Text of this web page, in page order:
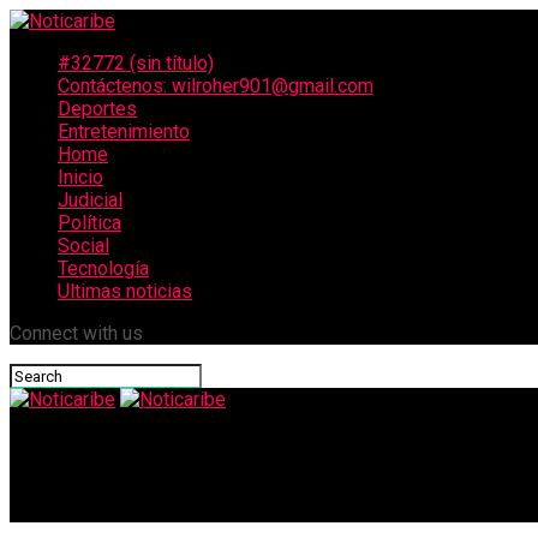
#32772 (sin título)
Contáctenos: wilroher901@gmail.com
Deportes
Entretenimiento
Home
Inicio
Judicial
Política
Social
Tecnología
Ultimas noticias
Connect with us